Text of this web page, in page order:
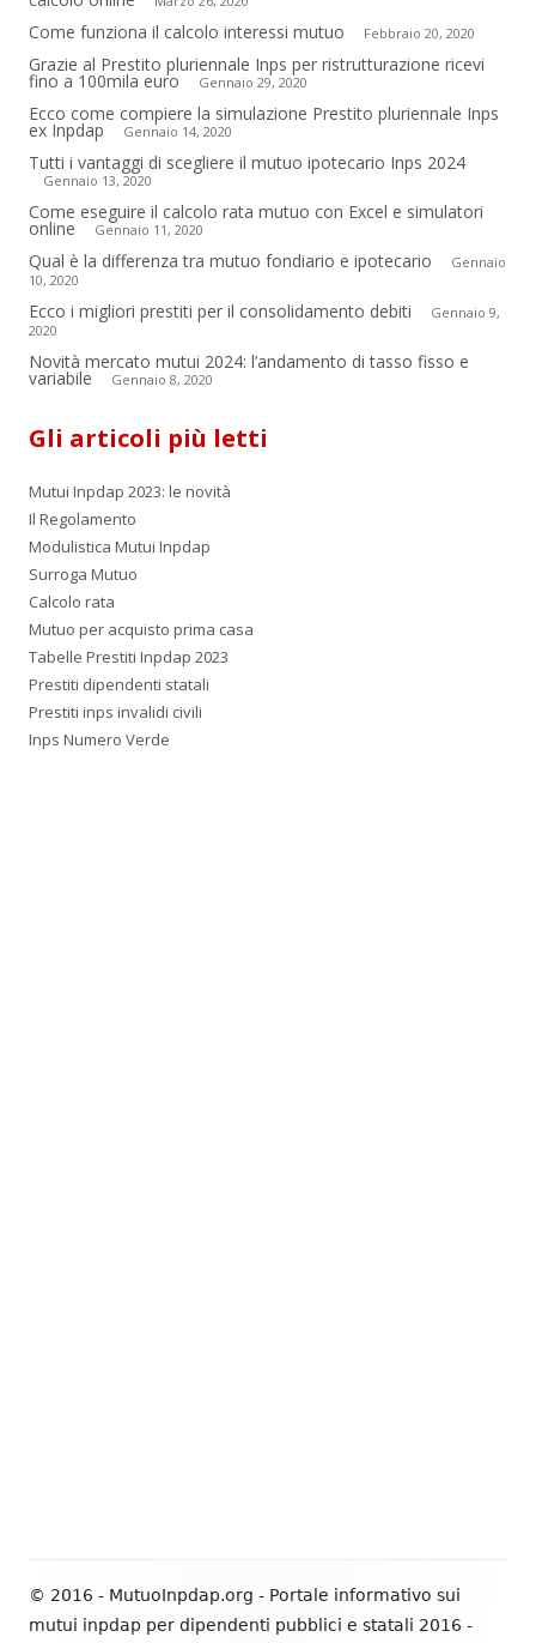
Come funziona il calcolo interessi mutuo Febbraio 20, 2020
Grazie al Prestito pluriennale Inps per ristrutturazione ricevi
fino a 100mila euro Gennaio 29, 2020
Ecco come compiere la simulazione Prestito pluriennale Inps
ex Inpdap Gennaio 14, 2020
Tutti i vantaggi di scegliere il mutuo ipotecario Inps 2024
Gennaio 13, 2020
Come eseguire il calcolo rata mutuo con Excel e simulatori
online Gennaio 11, 2020
Qual è la differenza tra mutuo fondiario e ipotecario
Gennaio
10, 2020
Ecco i migliori prestiti per il consolidamento debiti
Gennaio 9,
2020
Novità mercato mutui 2024: l’andamento di tasso fisso e
variabile Gennaio 8, 2020
Gli articoli più letti
Mutui Inpdap 2023: le novità
Il Regolamento
Modulistica Mutui Inpdap
Surroga Mutuo
Calcolo rata
Mutuo per acquisto prima casa
Tabelle Prestiti Inpdap 2023
Prestiti dipendenti statali
Prestiti inps invalidi civili
Inps Numero Verde
© 2016 - MutuoInpdap.org - Portale informativo sui
mutui inpdap per dipendenti pubblici e statali 2016 -